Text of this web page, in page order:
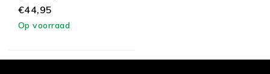
€44,95
Op voorraad